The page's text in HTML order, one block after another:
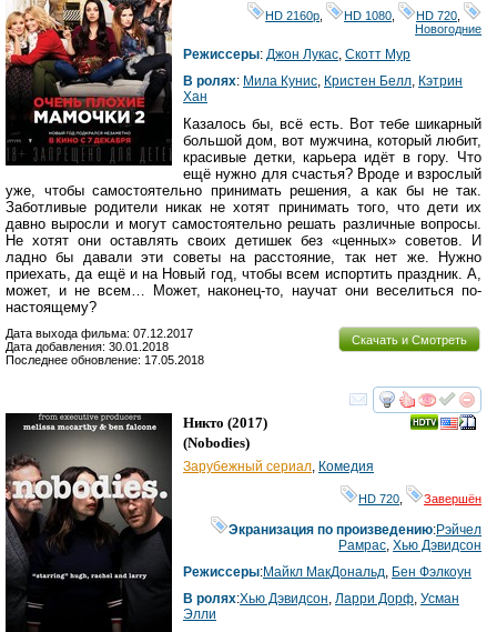
HD 2160р HD 1080 HD 720
Новогодние
Режиссеры: Джон Лукас Скотт Мур
В ролях: Мила Кунис Кристен Белл Кэтрин
Хан
Казалось бы, всё есть. Вот тебе шикарный
большой дом, вот мужчина, который любит,
красивые детки, карьера идёт в гору. Что
ещё нужно для счастья? Вроде и взрослый
уже, чтобы самостоятельно принимать решения, а как бы не так.
Заботливые родители никак не хотят принимать того, что дети их
давно выросли и могут самостоятельно решать различные вопросы.
Не хотят они оставлять своих детишек без «ценных» советов. И
ладно бы давали эти советы на расстояние, так нет же. Нужно
приехать, да ещё и на Новый год, чтобы всем испортить праздник. А,
может, и не всем… Может, наконец-то, научат они веселиться по-
настоящему?
Скачать и Смотреть
Дата выхода фильма: 07.12.2017
Дата добавления: 30.01.2018
Последнее обновление: 17.05.2018
смотреть
Никто (2017)
(Nobodies)
Зарубежный сериал, Комедия
HD 720 Завершён
Экранизация по произведению:Рэйчел
Рамрас,Хью Дэвидсон
Режиссеры:Майкл МакДональд, Бен Фэлкоун
В ролях:Хью Дэвидсон, Ларри Дорф, Усман
Элли